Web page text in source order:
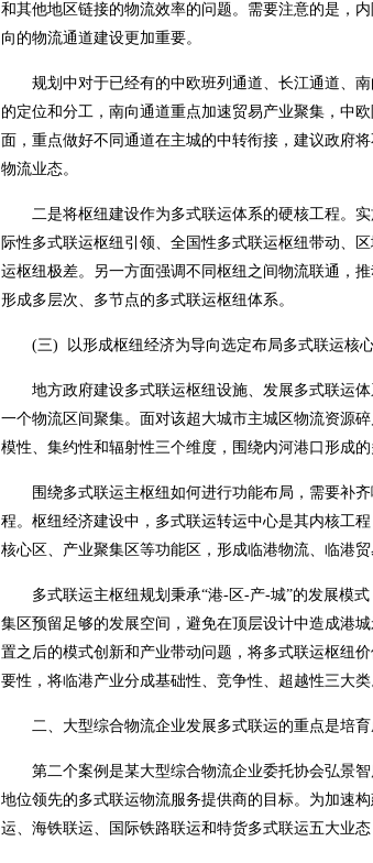
和其他地区链接的物流效率的问题。需要注意的是，
向的物流通道建设更加重要。
规划中对于已经有的中欧班列通道、长江通道、
的定位和分工，南向通道重点加速贸易产业聚集，中
面，重点做好不同通道在主城的中转衔接，建议政府
物流业态。
二是将枢纽建设作为多式联运体系的硬核工程。
际性多式联运枢纽引领、全国性多式联运枢纽带动、
运枢纽极差。另一方面强调不同枢纽之间物流联通，
形成多层次、多节点的多式联运枢纽体系。
(三) 以形成枢纽经济为导向选定布局多式联运核
地方政府建设多式联运枢纽设施、发展多式联运
一个物流区间聚集。面对该超大城市主城区物流资源
模性、集约性和辐射性三个维度，围绕内河港口形成
围绕多式联运主枢纽如何进行功能布局，需要补
程。枢纽经济建设中，多式联运转运中心是其内核工
核心区、产业聚集区等功能区，形成临港物流、临港
多式联运主枢纽规划秉承“港-区-产-城”的发展模
集区预留足够的发展空间，避免在顶层设计中造成港
置之后的模式创新和产业带动问题，将多式联运枢纽
要性，将临港产业分成基础性、竞争性、超越性三大类
二、 大型综合物流企业发展多式联运的重点是培
第二个案例是某大型综合物流企业委托协会弘景
地位领先的多式联运物流服务提供商的目标。为加速
运、海铁联运、国际铁路联运和特货多式联运五大业